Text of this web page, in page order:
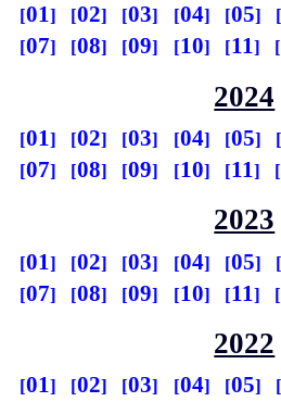
01 02 03 04 05
07
08 09 10 11
2024
01 02 03 04 05
07
08 09 10 11
2023
01 02 03 04 05
07
08 09 10 11
2022
01 02 03 04 05